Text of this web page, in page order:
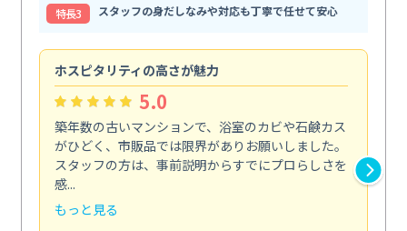
特⻑3
スタッフの身だしなみや対応も丁寧で任せて安心
ホスピタリティの高さが魅力
5.0
築年数の古いマンションで、浴室のカビや石鹸カス
がひどく、市販品では限界がありお願いしました。
スタッフの方は、事前説明からすでにプロらしさを
感...
もっと見る